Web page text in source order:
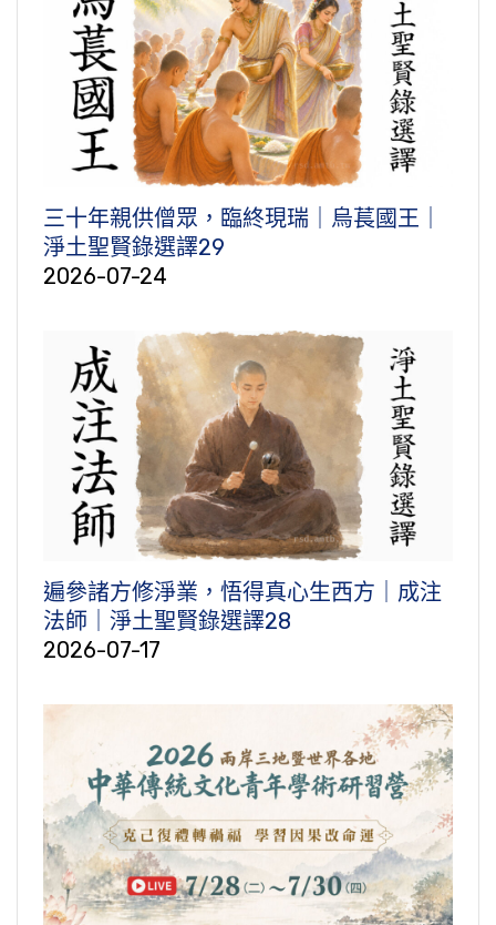
三十年親供僧眾，臨終現瑞｜烏萇國王｜
淨土聖賢錄選譯29
2026-07-24
遍參諸方修淨業，悟得真心生西方｜成注
法師｜淨土聖賢錄選譯28
2026-07-17